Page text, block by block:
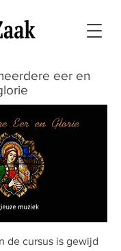
eer en
de cursus is gewijd